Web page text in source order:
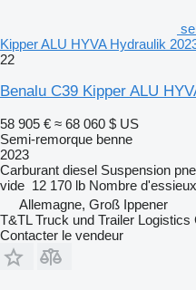
Kipper ALU HYVA Hydraulik
22
Benalu C39 Kipper ALU
58 905 € ≈ 68 060 $ US
Semi-remorque benne
2023
Carburant diesel Suspension
vide 12 170 lb Nombre d'essieux
Allemagne, Groß Ippener
T&TL Truck und Trailer Logistics
Contacter le vendeur